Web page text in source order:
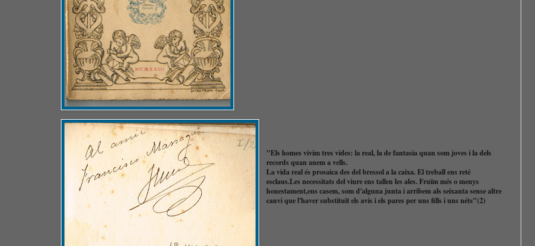
"Els homes vivim tres vides: la real, la de fantasia quan som joves i la dels
records quan anem a vells.
La vida real és prosaica des del bressol a la caixa. El treball ens reté
esclaus.Les necessitats del viure ens tallen les ales. Fruïm més o menys
honestament,ens casem, som d'alguna junta i arribem als seixanta sense altre
canvi que l'haver substituït els avis i els pares per uns fills i uns néts"(2)